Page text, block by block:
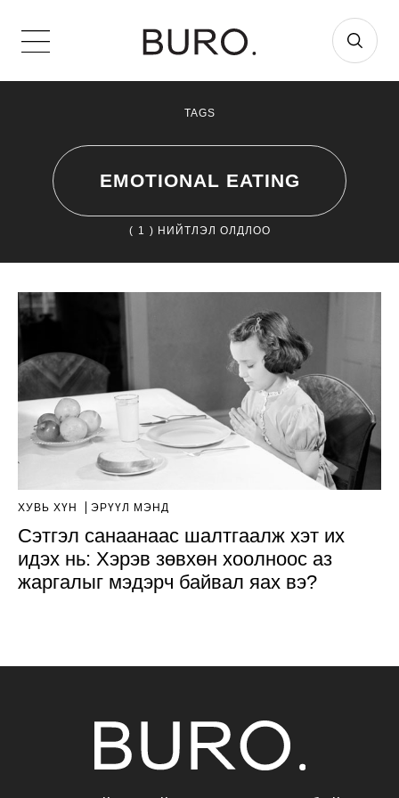
TAGS
EMOTIONAL EATING
( 1 ) НИЙТЛЭЛ ОЛДЛОО
ХУВЬ ХҮН ЭРҮҮЛ МЭНД
Сэтгэл санаанаас шалтгаалж хэт их
идэх нь: Хэрэв зөвхөн хоолноос аз
жаргалыг мэдэрч байвал яах вэ?